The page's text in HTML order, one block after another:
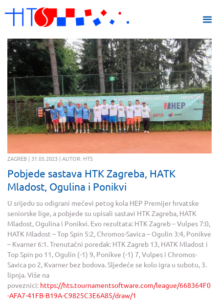
ZAGREB | 31.05.2023 | AUTOR: HTS
Pobjede sastava HTK Zagreba, HATK
Mladost, Ogulina i Ponikvi
U srijedu su odigrani mečevi petog kola HEP Premijer hrvatske
seniorske lige, a pobjede su upisali sastavi HTK Zagreba, HATK
Mladost, Ogulina i Ponikvi. Evo rezultata: HTK Zagreb – Vulpes 7:0,
HATK Mladost – Top Spin 5:2, Chromos-Savica – Ogulin 3:4, Ponikve
– Kvarner 6:1. Trenutačni poredak: HTK Zagreb 13, HATK Mladost i
Top Spin po 11, Ogulin (-1) 9, Ponikve (-1) 7, Vulpes i Chromos-
Savica po 2, Kvarner bez bodova. Sljedeće se kolo igra u subotu, 3.
lipnja. Više na
poveznici: https://hts.tournamentsoftware.com/league/668364F0
-AFA7-41FB-B19A-C9825C3E6A85/draw/1